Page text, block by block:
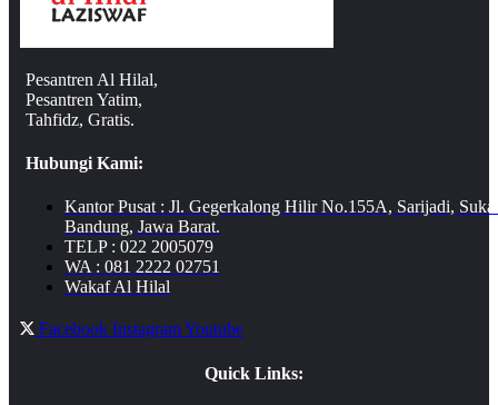
Pesantren Al Hilal,
Pesantren Yatim,
Tahfidz, Gratis.
Hubungi Kami:
Kantor Pusat : Jl. Gegerkalong Hilir No.155A, Sarijadi,
Bandung, Jawa Barat.
TELP : 022 2005079
WA : 081 2222 02751
Wakaf Al Hilal
Facebook InstagramYoutube
Quick Links: